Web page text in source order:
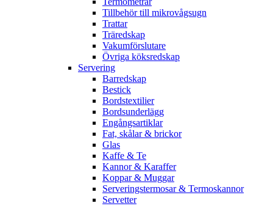
Tillbehör till mikrovågsugn
Trattar
Träredskap
Vakumförslutare
Övriga köksredskap
Servering
Barredskap
Bestick
Bordstextilier
Bordsunderlägg
Engångsartiklar
Fat, skålar & brickor
Glas
Kaffe & Te
Kannor & Karaffer
Koppar & Muggar
Serveringstermosar & Termoskannor
Servetter